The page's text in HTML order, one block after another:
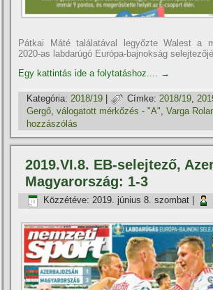
Pátkai Máté találatával legyőzte Walest a
2020-as labdarúgó Európa-bajnokság
Egy kattintás ide a folytatáshoz....
→
Kategória: 2018/19 | Címke: 2018/19,
Gergő,válogatott mérkőzés - "A",Varga
hozzászólás
2019.VI.8. EB-selejtező,
Magyarország: 1-3
Közzétéve: 2019. június 8. szombat